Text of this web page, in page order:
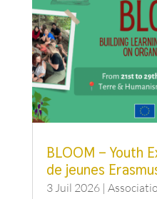
BLOOM – Youth
de jeunes
3 Juil 2026|